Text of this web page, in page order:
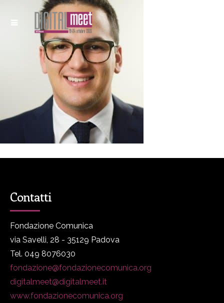
Contatti
Fondazione Comunica
via Savelli, 28 - 35129 Padova
Tel. 049 8076030
fondazione@fondazionecomunica.org
digitalmeet@digitalmeet.it
www.fondazionecomunica.org